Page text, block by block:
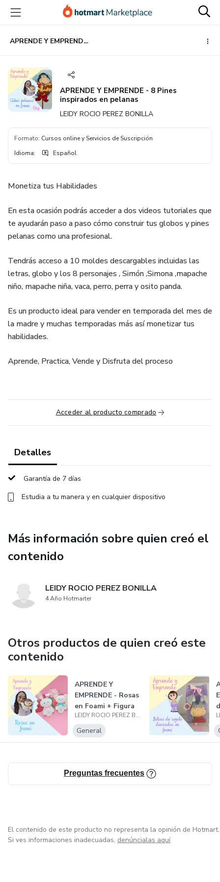
principal
página
de
página
APRENDE Y EMPRENDE - 8 Pines inspirados en pelanas
APRENDE Y EMPRENDE - 8 Pines
inspirados en pelanas
LEIDY ROCIO PEREZ BONILLA
Formato: Cursos online y Servicios de Suscripción
Idioma: Español
Monetiza tus Habilidades
En esta ocasión podrás acceder a dos videos tutoriales que
te ayudarán paso a paso cómo construir tus globos y pines
pelanas como una profesional.
Tendrás acceso a 10 moldes descargables incluidas las
letras, globo y los 8 personajes , Simón ,Simona ,mapache
niño, mapache niña, vaca, perro, perra y osito panda.
Es un producto ideal para vender en temporada del mes de
la madre y muchas temporadas más así monetizar tus
habilidades.
Aprende, Practica, Vende y Disfruta del proceso
Acceder al producto comprado
Detalles
Garantía de 7 días
Estudia a tu manera y en cualquier dispositivo
Más información sobre quien creó el
contenido
LEIDY ROCIO PEREZ BONILLA
4 Año Hotmarter
Otros productos de quien creó este
contenido
APRENDE Y
EMPRENDE - Rosas
en Foami + Figura
Tierna
LEIDY ROCIO PEREZ BONILLA
General
Preguntas frecuentes
El contenido de este producto no representa la opinión de Hotmart.
Si ves informaciones inadecuadas, denúncialas aquí